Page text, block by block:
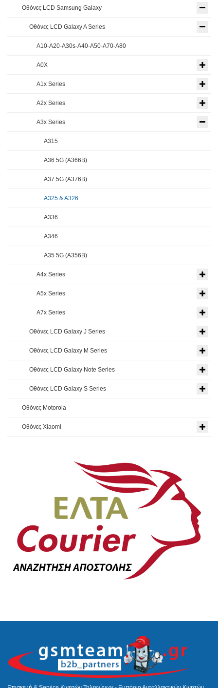
Οθόνες LCD Samsung Galaxy
Οθόνες LCD Galaxy A Series
A10-A20-A30s-A40-A50-A70-A80
A0X
A1x Series
A2x Series
A3x Series
A315
A36 5G (A366B)
A37 5G (A376B)
A325 & A326
A336
A346
A35 5G (A356B)
A4x Series
A5x Series
A7x Series
Οθόνες LCD Galaxy J Series
Οθόνες LCD Galaxy M Series
Οθόνες LCD Galaxy Note Series
Οθόνες LCD Galaxy S Series
Οθόνες Motorola
Οθόνες Xiaomi